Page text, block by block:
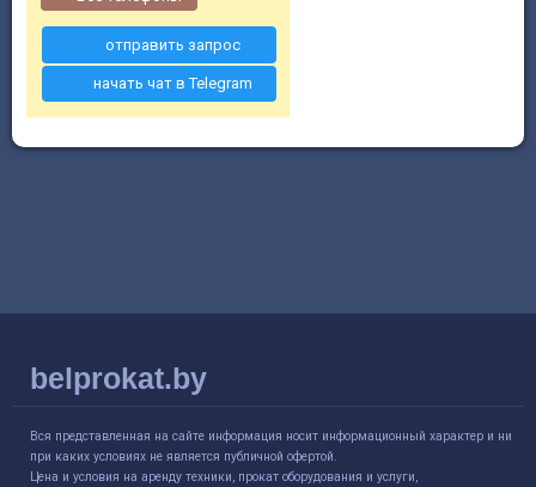
отправить запрос
начать чат в Telegram
belprokat.by
Вся представленная на сайте информация носит информационный характер и ни
при каких условиях не является публичной офертой.
Цена и условия на аренду техники, прокат оборудования и услуги,